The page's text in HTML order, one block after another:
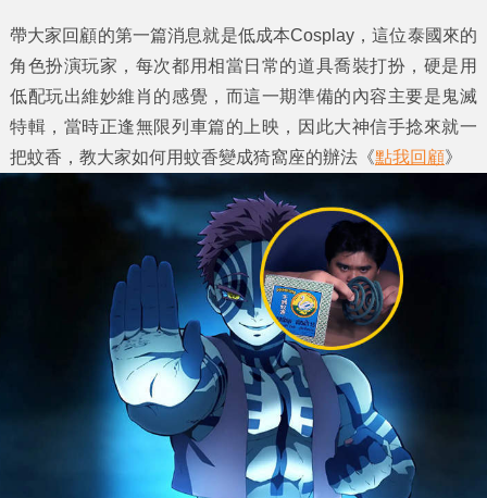
帶大家回顧的第一篇消息就是低成本Cosplay，這位泰國來的
角色扮演玩家，每次都用相當日常的道具喬裝打扮，硬是用
低配玩出維妙維肖的感覺，而這一期準備的內容主要是鬼滅
特輯，當時正逢無限列車篇的上映，因此大神信手捻來就一
把蚊香，教大家如何用蚊香變成猗窩座的辦法《點我回顧》